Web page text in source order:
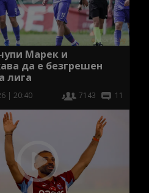
Марек и
да е безгрешен
лига
| 20:40 7143 11